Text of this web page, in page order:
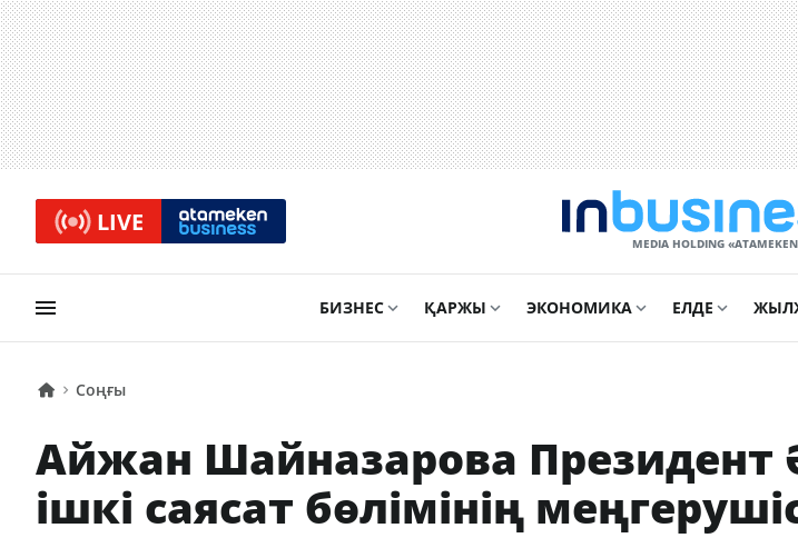
LIVE
MEDIA HOLDING
БИЗНЕС ҚАРЖЫ ЭКОНОМИКА ЕЛДЕ
Соңғы
Айжан Шайназарова Президент
ішкі саясат бөлімінің